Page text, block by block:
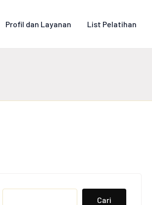
Profil dan Layanan List Pelatihan
Search
Cari